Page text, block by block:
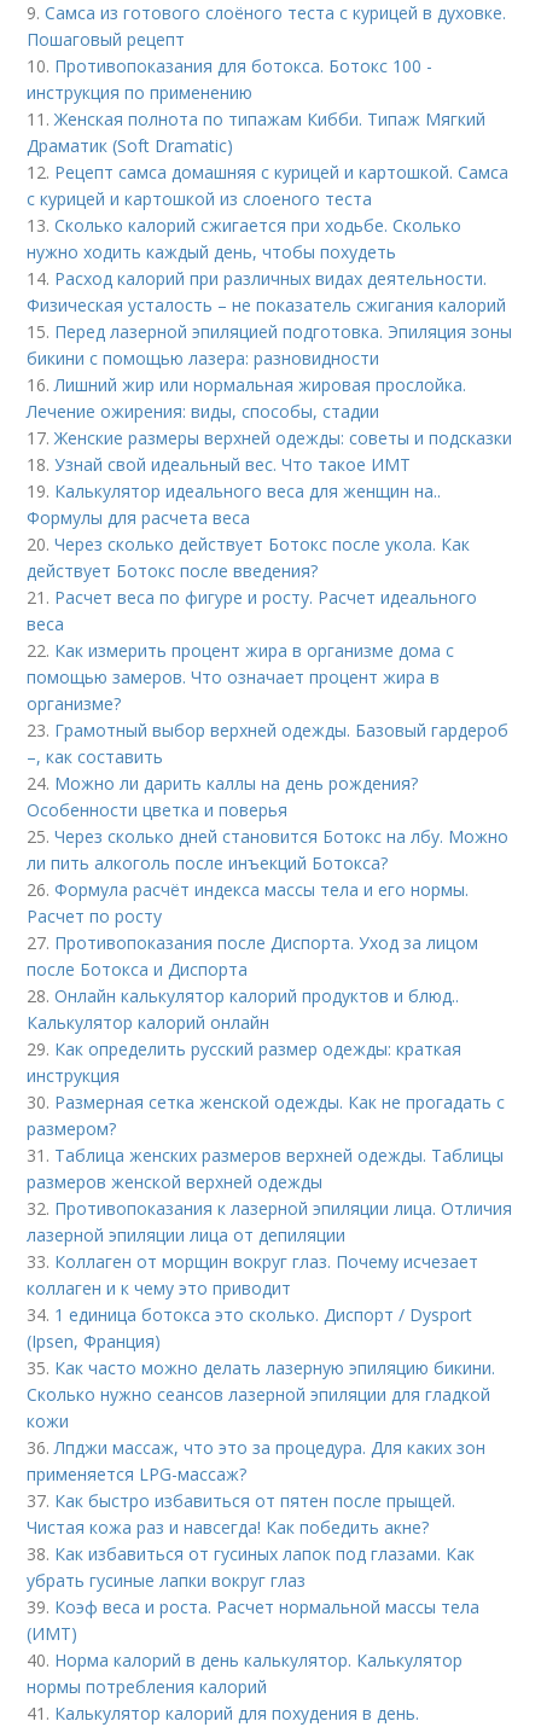
9.Самса из готового слоёного теста с курицей в духовке.
Пошаговый рецепт
10. Противопоказания для ботокса. Ботокс 100 -
инструкция по применению
11.Женская полнота по типажам Кибби. Типаж Мягкий
Драматик (Soft Dramatic)
12. Рецепт самса домашняя с курицей и картошкой. Самса
с курицей и картошкой из слоеного теста
13.Сколько калорий сжигается при ходьбе. Сколько
нужно ходить каждый день, чтобы похудеть
14. Расход калорий при различных видах деятельности.
Физическая усталость – не показатель сжигания калорий
15. Перед лазерной эпиляцией подготовка. Эпиляция зоны
бикини с помощью лазера: разновидности
16.Лишний жир или нормальная жировая прослойка.
Лечение ожирения: виды, способы, стадии
17.Женские размеры верхней одежды: советы и подсказки
18.Узнай свой идеальный вес. Что такое ИМТ
19. Калькулятор идеального веса для женщин на..
Формулы для расчета веса
20.Через сколько действует Ботокс после укола. Как
действует Ботокс после введения?
21. Расчет веса по фигуре и росту. Расчет идеального
веса
22. Как измерить процент жира в организме дома с
помощью замеров. Что означает процент жира в
организме?
23. Грамотный выбор верхней одежды. Базовый гардероб
–, как составить
24. Можно ли дарить каллы на день рождения?
Особенности цветка и поверья
25.Через сколько дней становится Ботокс на лбу. Можно
ли пить алкоголь после инъекций Ботокса?
26.Формула расчёт индекса массы тела и его нормы.
Расчет по росту
27. Противопоказания после Диспорта. Уход за лицом
после Ботокса и Диспорта
28.Онлайн калькулятор калорий продуктов и блюд..
Калькулятор калорий онлайн
29. Как определить русский размер одежды: краткая
инструкция
30. Размерная сетка женской одежды. Как не прогадать с
размером?
31. Таблица женских размеров верхней одежды. Таблицы
размеров женской верхней одежды
32. Противопоказания к лазерной эпиляции лица. Отличия
лазерной эпиляции лица от депиляции
33. Коллаген от морщин вокруг глаз. Почему исчезает
коллаген и к чему это приводит
34. 1 единица ботокса это сколько. Диспорт / Dysport
(Ipsen, Франция)
35. Как часто можно делать лазерную эпиляцию бикини.
Сколько нужно сеансов лазерной эпиляции для гладкой
кожи
36.Лпджи массаж, что это за процедура. Для каких зон
применяется LPG-массаж?
37. Как быстро избавиться от пятен после прыщей.
Чистая кожа раз и навсегда! Как победить акне?
38. Как избавиться от гусиных лапок под глазами. Как
убрать гусиные лапки вокруг глаз
39. Коэф веса и роста. Расчет нормальной массы тела
(ИМТ)
40. Норма калорий в день калькулятор. Калькулятор
нормы потребления калорий
41. Калькулятор калорий для похудения в день.